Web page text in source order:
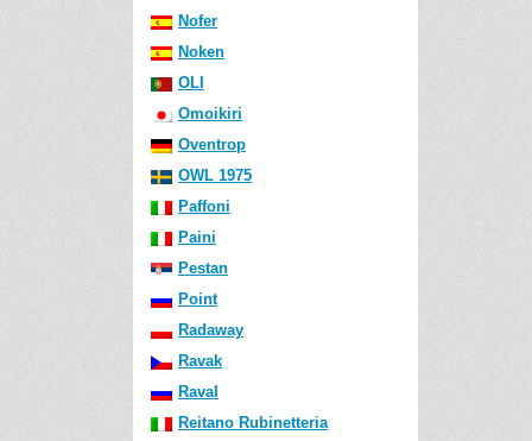
Nofer
Noken
OLI
Omoikiri
Oventrop
OWL 1975
Paffoni
Paini
Pestan
Point
Radaway
Ravak
Raval
Reitano Rubinetteria